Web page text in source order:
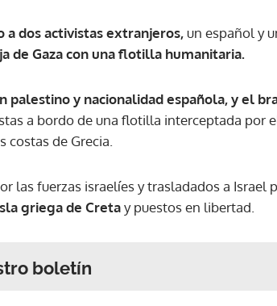
dos activistas extranjeros,un español y
de Gaza con una flotilla humanitaria.
palestino y nacionalidad española, y el
a bordo de una flotilla interceptada por
de Grecia.
las fuerzas israelíes y trasladados a Israel
griega de Cretay puestos en libertad.
boletín